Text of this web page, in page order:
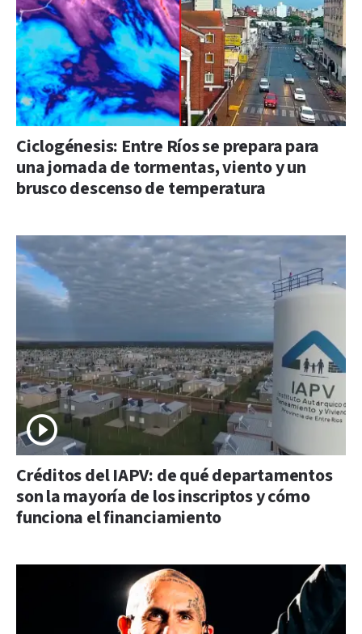
Ciclogénesis: Entre Ríos se prepara para
una jornada de tormentas, viento y un
brusco descenso de temperatura
Créditos del IAPV: de qué departamentos
son la mayoría de los inscriptos y cómo
funciona el financiamiento